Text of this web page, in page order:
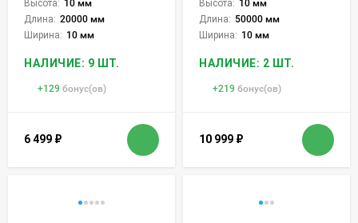
Высота: 10 мм
Длина: 20000 мм
Ширина: 10 мм
НАЛИЧИЕ: 9 ШТ.
+129 бонус(ов)
6 499 ₽
Высота: 10 мм
Длина: 50000 мм
Ширина: 10 мм
НАЛИЧИЕ: 2 ШТ.
+219 бонус(ов)
10 999 ₽